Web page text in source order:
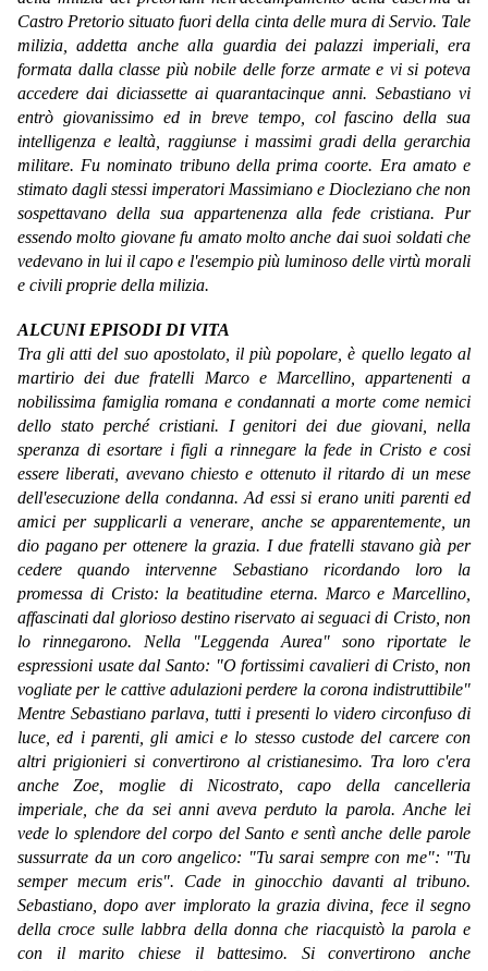
Castro Pretorio situato fuori della cinta delle mura di Servio. Tale
milizia, addetta anche alla guardia dei palazzi imperiali, era
formata dalla classe più nobile delle forze armate e vi si poteva
accedere dai diciassette ai quarantacinque anni. Sebastiano vi
entrò giovanissimo ed in breve tempo, col fascino della sua
intelligenza e lealtà, raggiunse i massimi gradi della gerarchia
militare. Fu nominato tribuno della prima coorte. Era amato e
stimato dagli stessi imperatori Massimiano e Diocleziano che non
sospettavano della sua appartenenza alla fede cristiana. Pur
essendo molto giovane fu amato molto anche dai suoi soldati che
vedevano in lui il capo e l'esempio più luminoso delle virtù morali
e civili proprie della milizia.
ALCUNI EPISODI DI VITA
Tra gli atti del suo apostolato, il più popolare, è quello legato al
martirio dei due fratelli Marco e Marcellino, appartenenti a
nobilissima famiglia romana e condannati a morte come nemici
dello stato perché cristiani. I genitori dei due giovani, nella
speranza di esortare i figli a rinnegare la fede in Cristo e cosi
essere liberati, avevano chiesto e ottenuto il ritardo di un mese
dell'esecuzione della condanna. Ad essi si erano uniti parenti ed
amici per supplicarli a venerare, anche se apparentemente, un
dio pagano per ottenere la grazia. I due fratelli stavano già per
cedere quando intervenne Sebastiano ricordando loro la
promessa di Cristo: la beatitudine eterna. Marco e Marcellino,
affascinati dal glorioso destino riservato ai seguaci di Cristo, non
lo rinnegarono. Nella "Leggenda Aurea" sono riportate le
espressioni usate dal Santo: "O fortissimi cavalieri di Cristo, non
vogliate per le cattive adulazioni perdere la corona indistruttibile"
Mentre Sebastiano parlava, tutti i presenti lo videro circonfuso di
luce, ed i parenti, gli amici e lo stesso custode del carcere con
altri prigionieri si convertirono al cristianesimo. Tra loro c'era
anche Zoe, moglie di Nicostrato, capo della cancelleria
imperiale, che da sei anni aveva perduto la parola. Anche lei
vede lo splendore del corpo del Santo e sentì anche delle parole
sussurrate da un coro angelico: "Tu sarai sempre con me": "Tu
semper mecum eris". Cade in ginocchio davanti al tribuno.
Sebastiano, dopo aver implorato la grazia divina, fece il segno
della croce sulle labbra della donna che riacquistò la parola e
con il marito chiese il battesimo. Si convertirono anche